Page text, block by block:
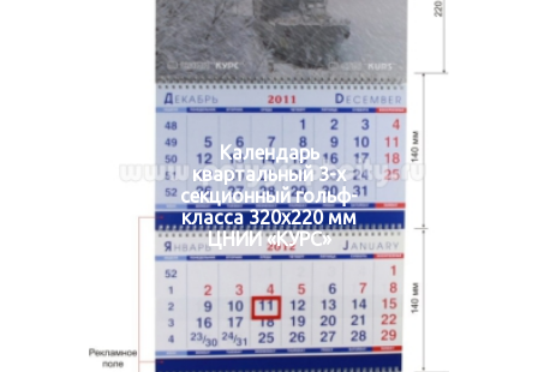
Календарь
квартальный 3-х
секционный гольф-
класса 320х220 мм
ЦНИИ «КУРС»